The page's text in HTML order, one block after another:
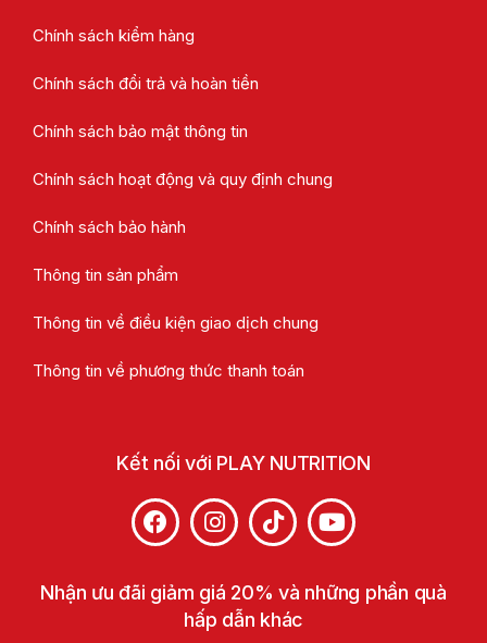
Chính sách kiểm hàng
Chính sách đổi trả và hoàn tiền
Chính sách bảo mật thông tin
Chính sách hoạt động và quy định chung
Chính sách bảo hành
Thông tin sản phẩm
Thông tin về điều kiện giao dịch chung
Thông tin về phương thức thanh toán
Kết nối với PLAY NUTRITION
Nhận ưu đãi giảm giá 20% và những phần quà
hấp dẫn khác